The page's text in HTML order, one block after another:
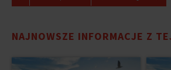
NAJNOWSZE INFORMACJE Z